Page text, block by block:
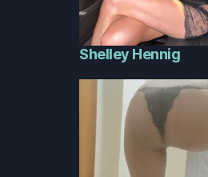
Shelley Hennig